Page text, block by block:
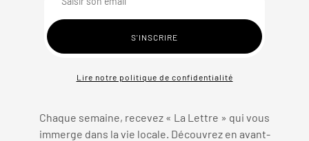
Lire notre politique de confidentialité
Chaque semaine, recevez « La Lettre » qui vous
immerge dans la vie locale. Découvrez en avant-